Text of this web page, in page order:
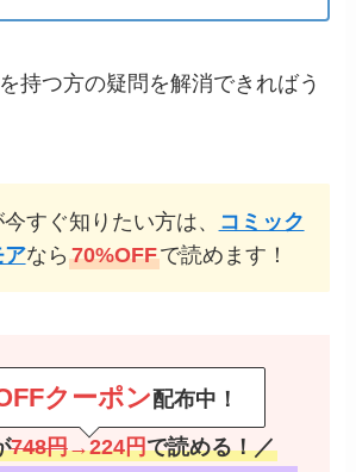
持つ方の疑問を解消できればう
すぐ知りたい方は、
コミック
アなら 70%OFFで読めます！
クーポン配布中！
748円→224円で読める！／